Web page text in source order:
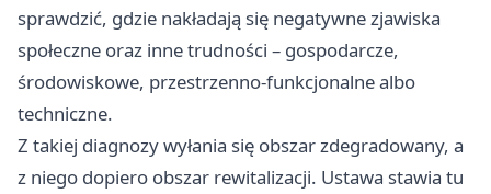
sprawdzić, gdzie nakładają się negatywne zjawiska
społeczne oraz inne trudności – gospodarcze,
środowiskowe, przestrzenno-funkcjonalne albo
techniczne.
Z takiej diagnozy wyłania się obszar zdegradowany, a
z niego dopiero obszar rewitalizacji. Ustawa stawia tu